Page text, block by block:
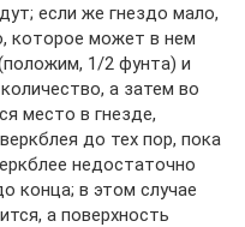
если же гнездо мало,
которое может в нем
1/2 фунта) и
а затем во
место в гнезде,
до тех пор, пока
недостаточно
конца; в этом случае
а поверхность